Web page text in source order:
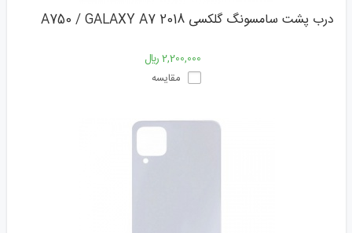
درب پشت سامسونگ گلکسی A750 / GALAXY A7 2018
2,200,000 ﷼
مقایسه